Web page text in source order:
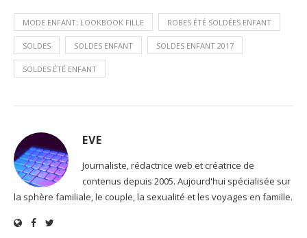
MODE ENFANT; LOOKBOOK FILLE ROBES ÉTÉ SOLDÉES ENFANT
SOLDES SOLDES ENFANT SOLDES ENFANT 2017
SOLDES ÉTÉ ENFANT
EVE
Journaliste, rédactrice web et créatrice de
contenus depuis 2005. Aujourd'hui spécialisée sur
la sphère familiale, le couple, la sexualité et les voyages en famille.